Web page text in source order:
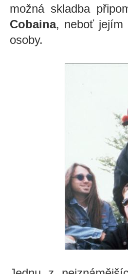
možná skladba
Cobaina, neboť jejím
osoby.